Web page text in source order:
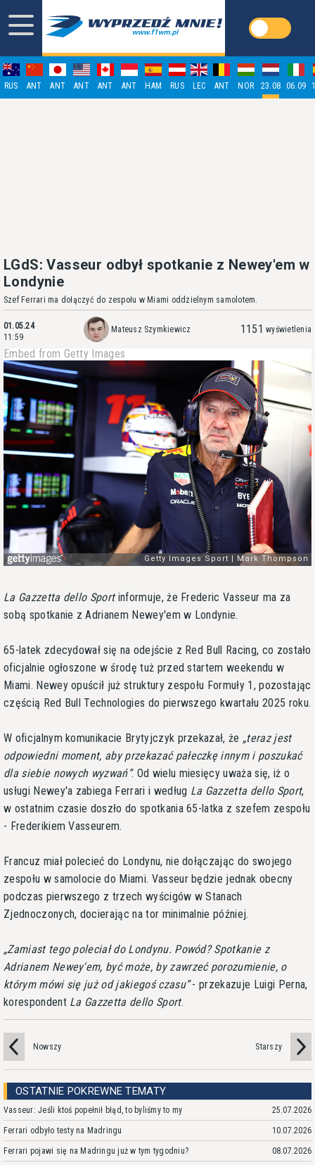
RUS ANT ANT ANT ANT ANT HAM RUS LEC ANT NOR 23.08 06.09
LGdS: Vasseur odbył spotkanie z Newey'em w
Londynie
Szef Ferrari ma dołączyć do zespołu w Miami oddzielnym samolotem.
01.05.24
11:59
Mateusz Szymkiewicz 1151 wyświetlenia
Embed from Getty Images
La Gazzetta dello Sportinformuje, że Frederic Vasseur ma za
sobą spotkanie z Adrianem Newey'em w Londynie.
65-latek zdecydował się na odejście z Red Bull Racing, co zostało
oficjalnie ogłoszone w środę tuż przed startem weekendu w
Miami. Newey opuścił już struktury zespołu Formuły 1, pozostając
częścią Red Bull Technologies do pierwszego kwartału 2025 roku.
W oficjalnym komunikacie Brytyjczyk przekazał, że
teraz jest
odpowiedni moment, aby przekazać pałeczkę innym i poszukać
dla siebie nowych wyzwań . Od wielu miesięcy uważa się, iż o
usługi Newey'a zabiega Ferrari i według La Gazzetta dello Sport,
w ostatnim czasie doszło do spotkania 65-latka z szefem zespołu
- Frederikiem Vasseurem.
Francuz miał polecieć do Londynu, nie dołączając do swojego
zespołu w samolocie do Miami. Vasseur będzie jednak obecny
podczas pierwszego z trzech wyścigów w Stanach
Zjednoczonych, docierając na tor minimalnie później.
Zamiast tego poleciał do Londynu. Powód? Spotkanie z
Adrianem Newey'em, być może, by zawrzeć porozumienie, o
którym mówi się już od jakiegoś czasu - przekazuje Luigi Perna,
korespondent La Gazzetta dello Sport.
Nowszy Starszy
OSTATNIE POKREWNE TEMATY
Vasseur: Jeśli ktoś popełnił błąd, to byliśmy to my 25.07.2026
Ferrari odbyło testy na Madringu 10.07.2026
Ferrari pojawi się na Madringu już w tym tygodniu? 08.07.2026